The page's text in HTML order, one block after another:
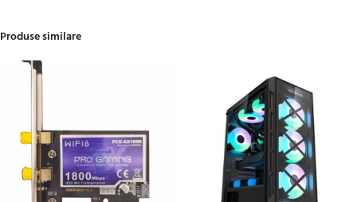
Produse similare